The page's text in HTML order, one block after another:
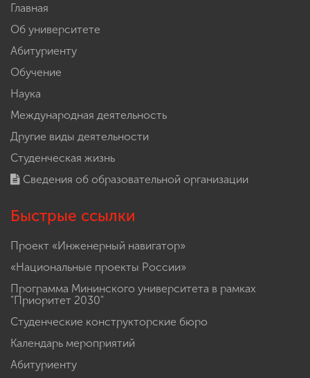
Главная
Об университете
Абитуриенту
Обучение
Наука
Международная деятельность
Другие виды деятельности
Студенческая жизнь
Сведения об образовательной организации
Быстрые ссылки
Проект «Инженерный навигатор»
«Национальные проекты России»
Программа Мининского университета в рамках
"Приоритет 2030"
Студенческие конструкторские бюро
Календарь мероприятий
Абитуриенту